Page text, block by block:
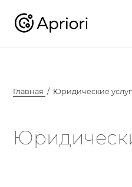
Главная Юридические